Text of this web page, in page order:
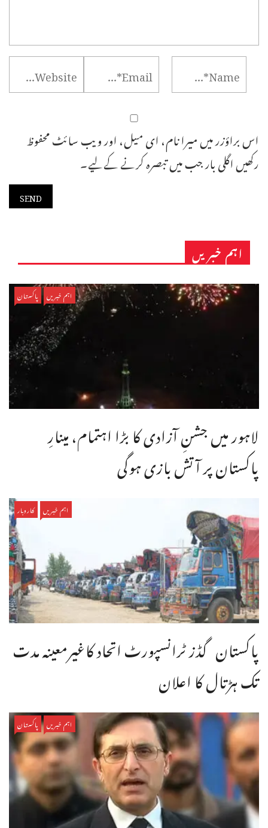
اس براؤزر میں میرا نام، ای میل، اور ویب سائٹ محفوظ
رکھیں اگلی بار جب میں تبصرہ کرنے کےلیے۔
اہم خبریں
اہم خبریں پاکستان
لاہور میں جشنِ آزادی کا بڑا اہتمام، مینارِ
پاکستان پر آتش بازی ہوگی
اہم خبریں کاروبار
پاکستان گڈز ٹرانسپورٹ اتحاد کاغیرمعینہ مدت
تک ہڑتال کا اعلان
اہم خبریں پاکستان